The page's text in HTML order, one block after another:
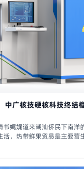
中广核技硬核科技终结
书娓娓道来潮汕侨民下南洋
活，热带鲜果贸易是主要营
果没有成熟检测手段，全